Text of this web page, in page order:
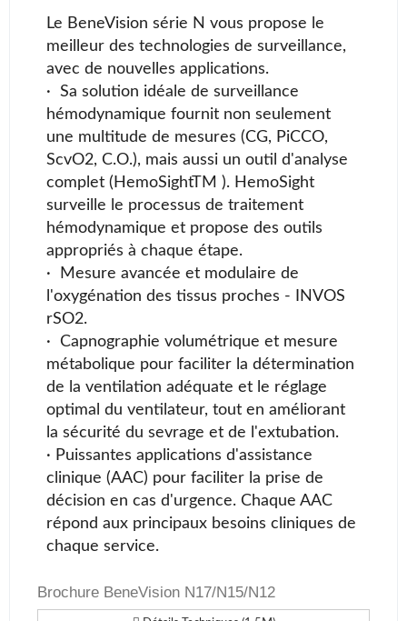
Le BeneVision série N vous propose le
meilleur des technologies de surveillance,
avec de nouvelles applications.
· Sa solution idéale de surveillance
hémodynamique fournit non seulement
une multitude de mesures (CG, PiCCO,
ScvO2, C.O.), mais aussi un outil d'analyse
complet (HemoSightTM ). HemoSight
surveille le processus de traitement
hémodynamique et propose des outils
appropriés à chaque étape.
· Mesure avancée et modulaire de
l'oxygénation des tissus proches - INVOS
rSO2.
· Capnographie volumétrique et mesure
métabolique pour faciliter la détermination
de la ventilation adéquate et le réglage
optimal du ventilateur, tout en améliorant
la sécurité du sevrage et de l'extubation.
· Puissantes applications d'assistance
clinique (AAC) pour faciliter la prise de
décision en cas d'urgence. Chaque AAC
répond aux principaux besoins cliniques de
chaque service.
Brochure BeneVision N17/N15/N12